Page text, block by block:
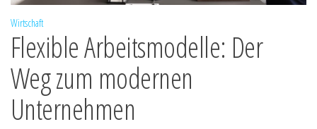
Wirtschaft
Flexible Arbeitsmodelle: Der
Weg zum modernen
Unternehmen